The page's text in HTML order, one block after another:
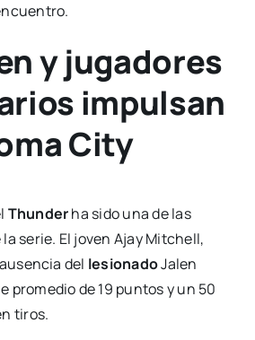
y jugadores
impulsan
City
Thunderha sido una de las
serie. El joven Ajay Mitchell,
del lesionadoJalen
promedio de 19 puntos y un 50
tiros.